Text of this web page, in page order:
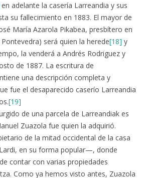
en adelante la casería Larreandia y sus
su fallecimiento en 1883. El mayor de
María Azarola Pikabea, presbítero en
será quien la herede[18] y
la venderá a Andrés Rodriguez y
de 1887. La escritura de
una descripción completa y
fue el desaparecido caserío Larreandia
[19]
de una parcela de Larreandiak es
Zuazola fue quien la adquirió.
de la mitad occidental de la casa
en su forma popular—, donde
contar con varias propiedades
Como ya hemos visto antes, Zuazola